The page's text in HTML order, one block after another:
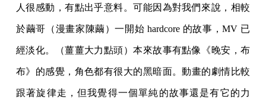
人很感動，有點出乎意料。可能因為對我們來說，相較
於繭哥（漫畫家陳繭）一開始 hardcore 的故事，MV 已
經淡化。（薑薑大力點頭）本來故事有點像《晚安，布
布》的感覺，角色都有很大的黑暗面。動畫的劇情比較
跟著旋律走，但我覺得一個單純的故事還是有它的力